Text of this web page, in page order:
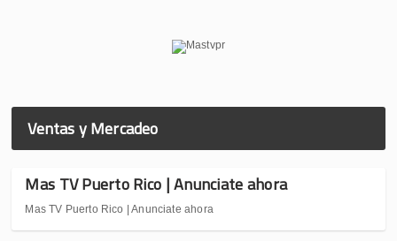
Ventas y Mercadeo
Mas TV Puerto Rico | Anunciate ahora
Mas TV Puerto Rico | Anunciate ahora